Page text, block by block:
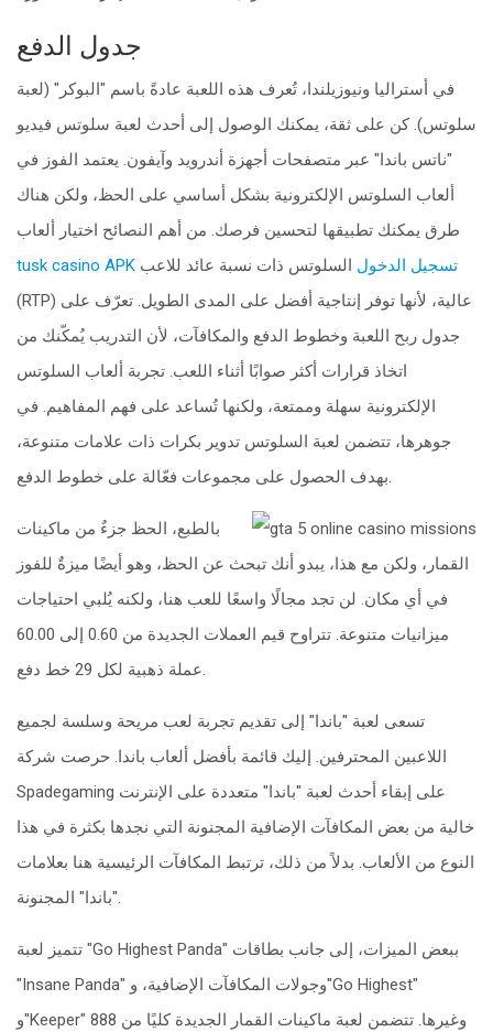
جدول الدفع
في أستراليا ونيوزيلندا، تُعرف هذه اللعبة عادةً باسم "البوكر" (لعبة
سلوتس). كن على ثقة، يمكنك الوصول إلى أحدث لعبة سلوتس فيديو
"ناتس باندا" عبر متصفحات أجهزة أندرويد وآيفون. يعتمد الفوز في
ألعاب السلوتس الإلكترونية بشكل أساسي على الحظ، ولكن هناك
طرق يمكنك تطبيقها لتحسين فرصك. من أهم النصائح اختيار ألعاب
tusk casino APK تسجيل الدخول السلوتس ذات نسبة عائد للاعب
(RTP) عالية، لأنها توفر إنتاجية أفضل على المدى الطويل. تعرّف على
جدول ربح اللعبة وخطوط الدفع والمكافآت، لأن التدريب يُمكّنك من
اتخاذ قرارات أكثر صوابًا أثناء اللعب. تجربة ألعاب السلوتس
الإلكترونية سهلة وممتعة، ولكنها تُساعد على فهم المفاهيم. في
جوهرها، تتضمن لعبة السلوتس تدوير بكرات ذات علامات متنوعة،
بهدف الحصول على مجموعات فعّالة على خطوط الدفع.
بالطبع، الحظ جزءٌ من ماكينات
القمار، ولكن مع هذا، يبدو أنك تبحث عن الحظ، وهو أيضًا ميزةٌ للفوز
في أي مكان. لن تجد مجالًا واسعًا للعب هنا، ولكنه يُلبي احتياجات
ميزانيات متنوعة. تتراوح قيم العملات الجديدة من 0.60 إلى 60.00
عملة ذهبية لكل 29 خط دفع.
تسعى لعبة "باندا" إلى تقديم تجربة لعب مريحة وسلسة لجميع
اللاعبين المحترفين. إليك قائمة بأفضل ألعاب باندا. حرصت شركة
Spadegaming على إبقاء أحدث لعبة "باندا" متعددة على الإنترنت
خالية من بعض المكافآت الإضافية المجنونة التي نجدها بكثرة في هذا
النوع من الألعاب. بدلاً من ذلك، ترتبط المكافآت الرئيسية هنا بعلامات
"باندا" المجنونة.
تتميز لعبة "Go Highest Panda" ببعض الميزات، إلى جانب بطاقات
"Insane Panda" وجولات المكافآت الإضافية، و"Go Highest"
و"Keeper" وغيرها. تتضمن لعبة ماكينات القمار الجديدة كليًا من 888